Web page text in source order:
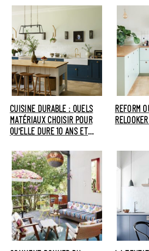
CUISINE DURABLE : QUELS
MATÉRIAUX CHOISIR POUR
QU'ELLE DURE 10 ANS ET
REFORM